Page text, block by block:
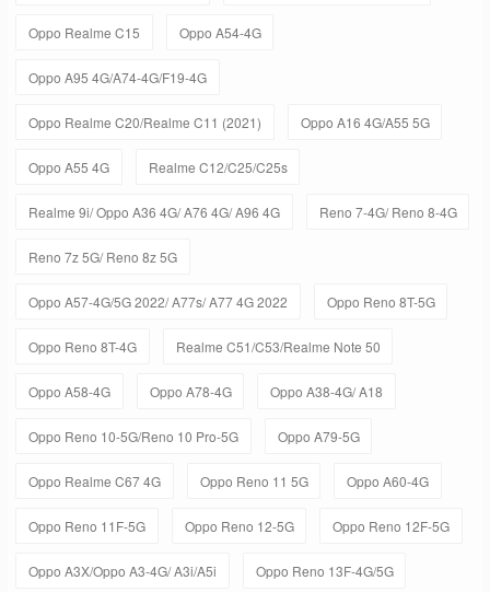
Oppo Realme C15 Oppo A54-4G
Oppo A95 4G/A74-4G/F19-4G
Oppo Realme C20/Realme C11 (2021) Oppo A16 4G/A55 5G
Oppo A55 4G Realme C12/C25/C25s
Realme 9i/ Oppo A36 4G/ A76 4G/ A96 4G Reno 7-4G/ Reno 8-4G
Reno 7z 5G/ Reno 8z 5G
Oppo A57-4G/5G 2022/ A77s/ A77 4G 2022 Oppo Reno 8T-5G
Oppo Reno 8T-4G Realme C51/C53/Realme Note 50
Oppo A58-4G Oppo A78-4G Oppo A38-4G/ A18
Oppo Reno 10-5G/Reno 10 Pro-5G Oppo A79-5G
Oppo Realme C67 4G Oppo Reno 11 5G Oppo A60-4G
Oppo Reno 11F-5G Oppo Reno 12-5G Oppo Reno 12F-5G
Oppo A3X/Oppo A3-4G/ A3i/A5i Oppo Reno 13F-4G/5G